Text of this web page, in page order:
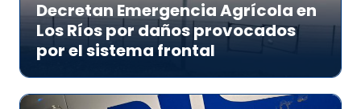
Decretan Emergencia Agrícola en
Los Ríos por daños provocados
por el sistema frontal